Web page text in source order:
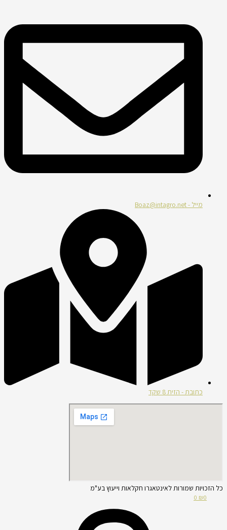
מייל - Boaz@intagro.net
כתובת - הזית 8 שקד
כל הזכויות שמורות לאינטאגרו חקלאות וייעוץ בע"מ
₪0
0